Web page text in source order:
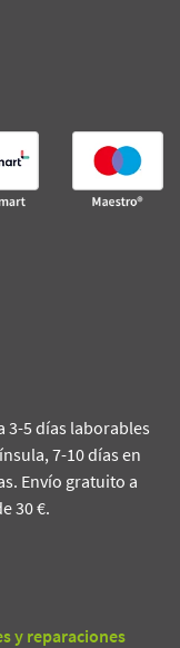
3-5 días laborables
7-10 días en
Envío gratuito a
30 €.
y reparaciones